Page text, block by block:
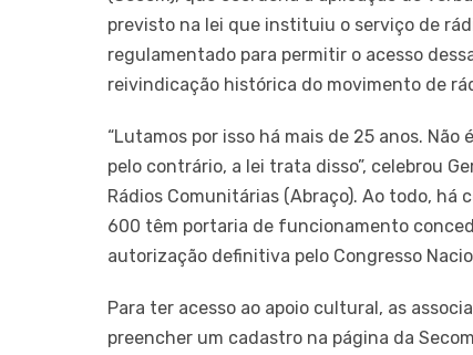
previsto na lei que instituiu o serviço de
regulamentado para permitir o acesso
reivindicação histórica do movimento de
“Lutamos por isso há mais de 25 anos.
pelo contrário, a lei trata disso”, celebrou
Rádios Comunitárias (Abraço). Ao todo,
600 têm portaria de funcionamento
autorização definitiva pelo Congresso
Para ter acesso ao apoio cultural, as
preencher um cadastro na página da